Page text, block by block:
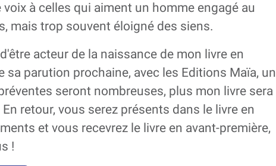
à celles qui aiment un homme engagé au
mais trop souvent éloigné des siens.
acteur de la naissance de mon livre en
sa parution prochaine, avec les Editions Maïa, un
seront nombreuses, plus mon livre sera
retour, vous serez présents dans le livre en
et vous recevrez le livre en avant-première,
!